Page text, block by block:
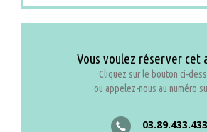
Vous voulez réserver cet
Cliquez sur le bouton ci-
ou appelez-nous au numéro
03.89.433.433